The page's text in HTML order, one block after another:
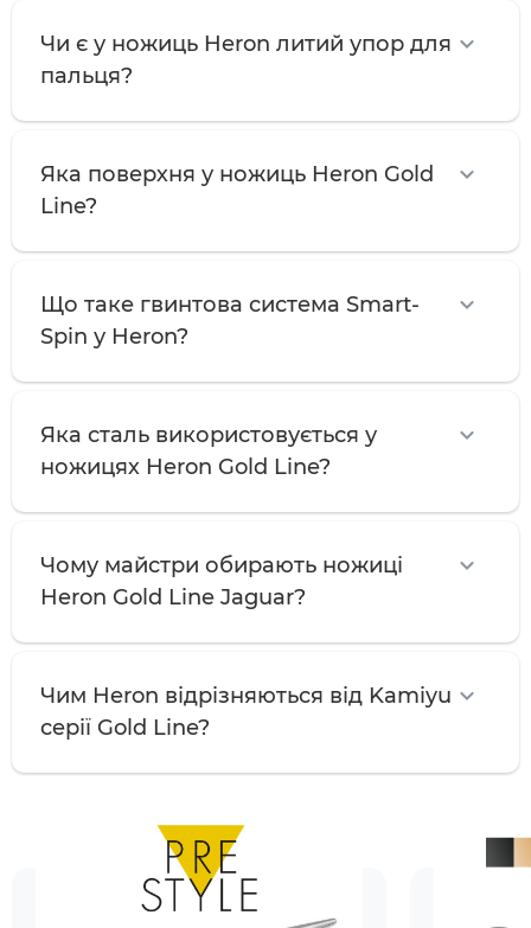
Чи є у ножиць Heron литий упор для
пальця?
Яка поверхня у ножиць Heron Gold
Line?
Що таке гвинтова система Smart-
Spin у Heron?
Яка сталь використовується у
ножицях Heron Gold Line?
Чому майстри обирають ножиці
Heron Gold Line Jaguar?
Чим Heron відрізняються від Kamiyu
серії Gold Line?